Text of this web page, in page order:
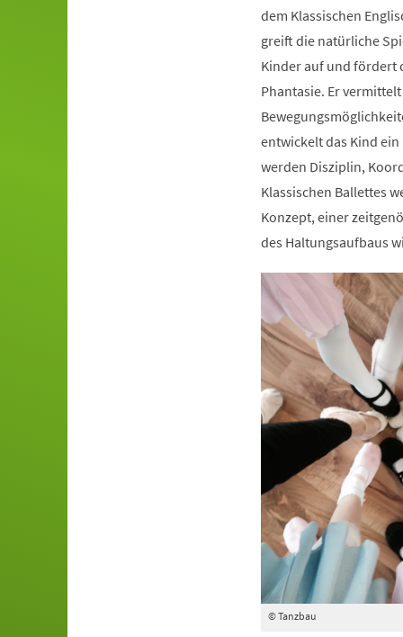
dem Klassischen
greift die natürliche
Kinder auf und fördert
Phantasie. Er
entwickelt das Kind
werden Disziplin,
Klassischen Ballettes
Konzept, einer
des Haltungsaufbaus
© Tanzbau